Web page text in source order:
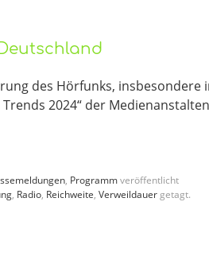
des Hörfunks, insbesondere
2024“ der
, Programmveröffentlicht
, Radio, Reichweite, Verweildauer getagt.